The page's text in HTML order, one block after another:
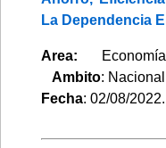
La Dependencia
Area:
Ambito:
Fecha: 02/08/2022.